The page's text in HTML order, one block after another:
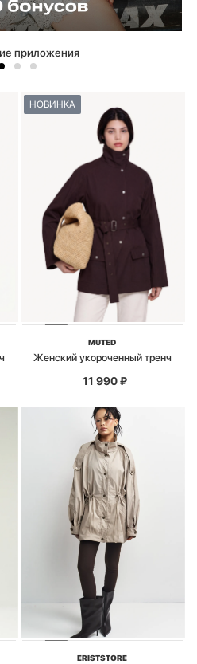
приложения
НОВИНКА
MUTED
Женский укороченный тренч
11 990₽
ERISTSTORE